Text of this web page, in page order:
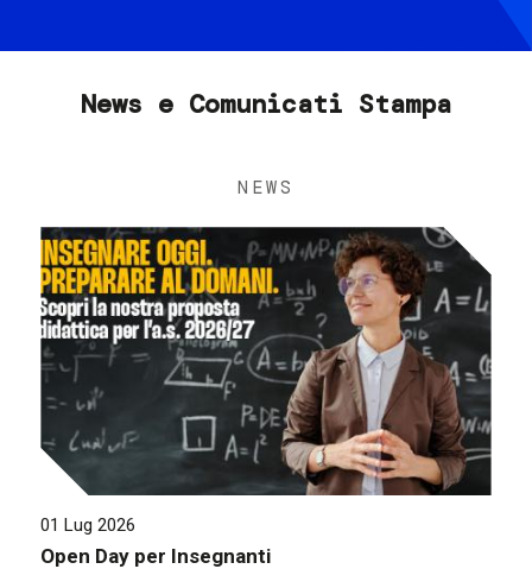
News e Comunicati Stampa
NEWS
01 Lug 2026
Open Day per Insegnanti